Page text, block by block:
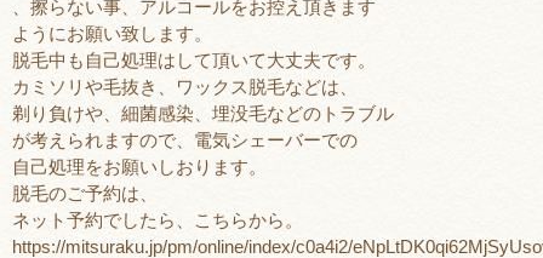
、擦らない事、アルコールをお控え頂きます
ようにお願い致します。
脱毛中も自己処理はして頂いて大丈夫です。
カミソリや毛抜き、ワックス脱毛などは、
剃り負けや、細菌感染、埋没毛などのトラブル
が考えられますので、電気シェーバーでの
自己処理をお願いしおります。
脱毛のご予約は、
ネット予約でしたら、こちらから。
https://mitsuraku.jp/pm/online/index/c0a4i2/